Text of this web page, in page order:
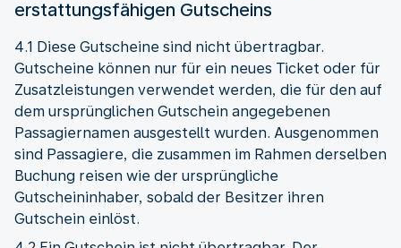
erstattungsfähigen Gutscheins
4.1 Diese Gutscheine sind nicht übertragbar.
Gutscheine können nur für ein neues Ticket oder für
Zusatzleistungen verwendet werden, die für den auf
dem ursprünglichen Gutschein angegebenen
Passagiernamen ausgestellt wurden. Ausgenommen
sind Passagiere, die zusammen im Rahmen derselben
Buchung reisen wie der ursprüngliche
Gutscheininhaber, sobald der Besitzer ihren
Gutschein einlöst.